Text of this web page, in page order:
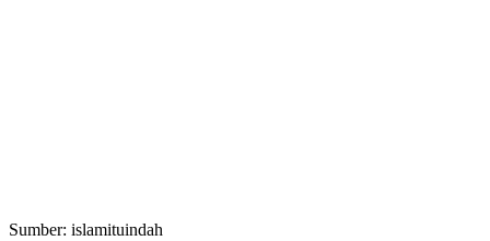
Sumber: islamituindah